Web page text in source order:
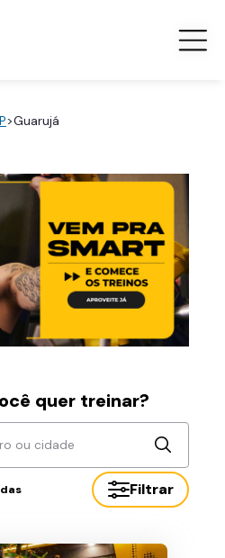
>Guarujá
quer treinar?
ou cidade
Filtrar